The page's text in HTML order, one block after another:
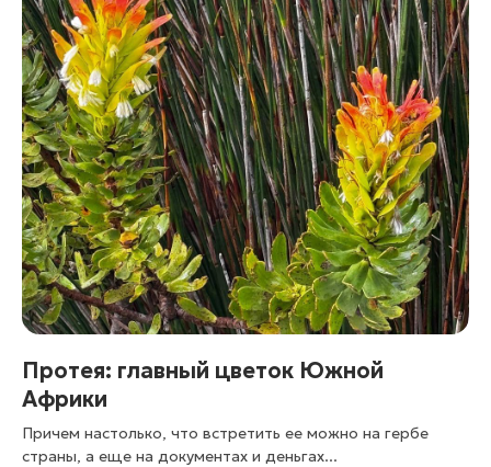
Протея: главный цветок Южной
Африки
Причем настолько, что встретить ее можно на гербе
страны, а еще на документах и деньгах...